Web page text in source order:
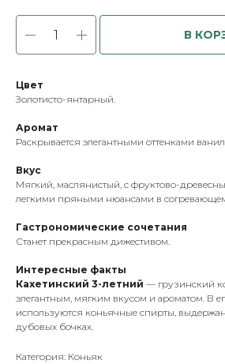
В
Цвет
Золотисто-янтарный.
Аромат
Раскрывается элегантными оттенками
Вкус
Мягкий, маслянистый, с фруктово-
легкими пряными нюансами в
Гастрономические сочетания
Станет прекрасным дижестивом.
Интересные факты
Кахетинский 3-летний — грузинский
элегантным, мягким вкусом и ароматом. В
используются коньячные спирты,
дубовых бочках.
Категория: Коньяк